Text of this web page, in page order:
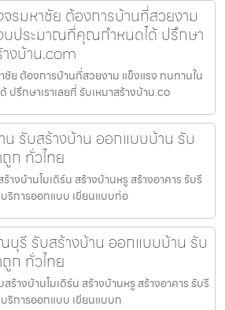
รมหาชัย ต้องการบ้านที่สวยงาม
บประมาณที่คุณกำหนดได้ ปรึกษา
างบ้าน.com
ย ต้องการบ้านที่สวยงาม แข็งแรง ทนทานใน
รึกษาเราเลยที่ รับเหมาสร้างบ้าน.co
น รับสร้างบ้าน ออกแบบบ้าน รับ
ถูก ทั่วไทย
างบ้านโมเดิร์น สร้างบ้านหรู สร้างอาคาร รับรี
ริการออกแบบ เขียนแบบก่อ
บุรี รับสร้างบ้าน ออกแบบบ้าน รับ
ถูก ทั่วไทย
างบ้านโมเดิร์น สร้างบ้านหรู สร้างอาคาร รับรี
ริการออกแบบ เขียนแบบก